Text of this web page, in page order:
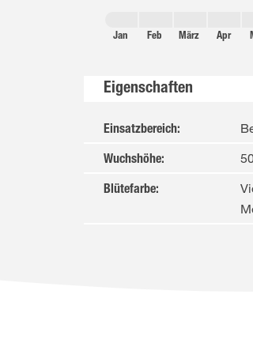
Jan Feb März Apr
Eigenschaften
Einsatzbereich:
Wuchshöhe:
Blütefarbe: